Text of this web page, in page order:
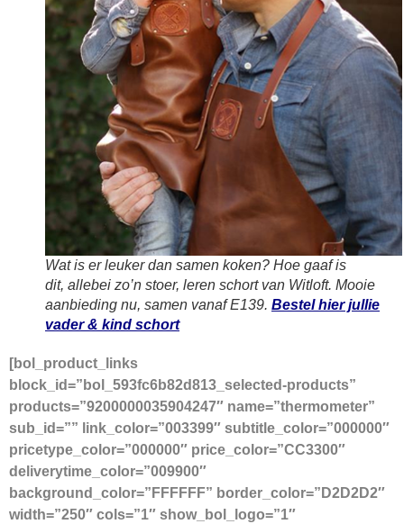
Wat is er leuker dan samen koken? Hoe gaaf is
dit, allebei zo’n stoer, leren schort van Witloft. Mooie
aanbieding nu, samen vanaf E139. Bestel hier jullie
vader & kind schort
[bol_product_links
block_id=”bol_593fc6b82d813_selected-products”
products=”9200000035904247″ name=”thermometer”
sub_id=”” link_color=”003399″ subtitle_color=”000000″
pricetype_color=”000000″ price_color=”CC3300″
deliverytime_color=”009900″
background_color=”FFFFFF” border_color=”D2D2D2″
width=”250″ cols=”1″ show_bol_logo=”1″